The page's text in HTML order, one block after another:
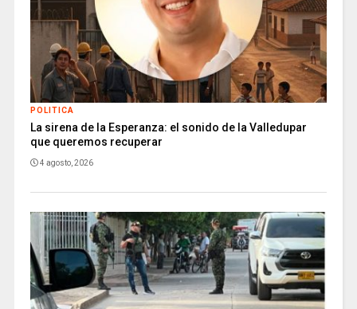
POLITICA
La sirena de la Esperanza: el sonido de la Valledupar
que queremos recuperar
4 agosto, 2026